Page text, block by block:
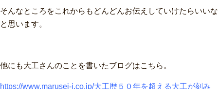
そんなところをこれからもどんどんお伝えしていけたらいいな
と思います。
他にも大工さんのことを書いたブログはこちら。
https://www.marusei-j.co.jp/大工歴５０年を超える大工が刻み